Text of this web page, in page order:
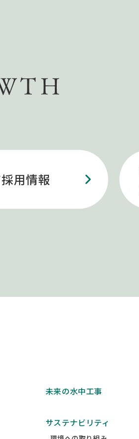
用情報
未来の水中工事
サステナビリティ